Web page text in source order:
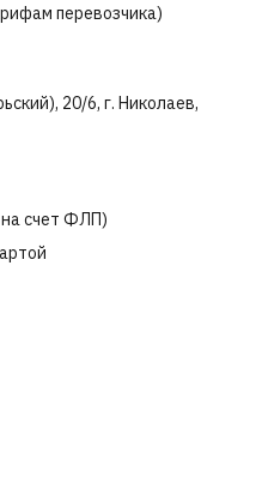
перевозчика)
20/6, г. Николаев,
на счет ФЛП)